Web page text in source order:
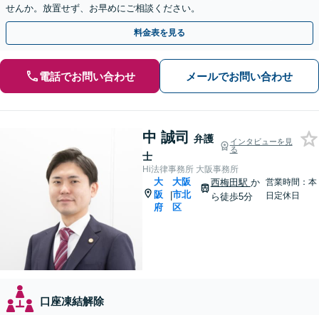
せんか。放置せず、お早めにご相談ください。
料金表を見る
電話でお問い合わせ メールでお問い合わせ
中 誠司
弁護
士
インタビューを見
る
Hi法律事務所 大阪事務所
大
阪
府
|
大阪
市北
区
西梅田駅 か
ら徒歩5分
営業時間：本
日定休日
口座凍結解除